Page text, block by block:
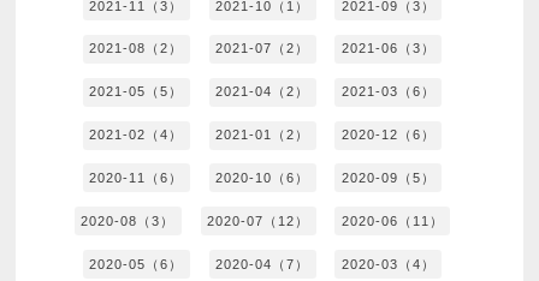
2021-11（3） 2021-10（1） 2021-09（3）
2021-08（2） 2021-07（2） 2021-06（3）
2021-05（5） 2021-04（2） 2021-03（6）
2021-02（4） 2021-01（2） 2020-12（6）
2020-11（6） 2020-10（6） 2020-09（5）
2020-08（3） 2020-07（12） 2020-06（11）
2020-05（6） 2020-04（7） 2020-03（4）